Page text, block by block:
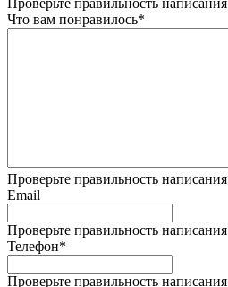
Проверьте правильность написания
Что вам понравилось*
Проверьте правильность написания
Email
Проверьте правильность написания
Телефон*
Проверьте правильность написания